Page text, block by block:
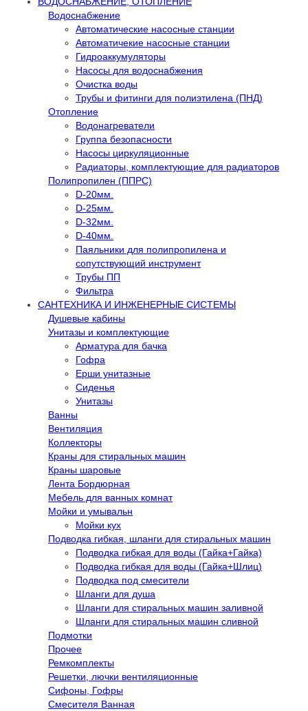
Водоснабжение
Автоматичеcкие насосные станции
Автоматичекие насосные станции
Гидроаккумуляторы
Насосы для водоснабжения
Очистка воды
Трубы и фитинги для полиэтилена (ПНД)
Отопление
Водонагреватели
Группа безопасности
Насосы циркуляционные
Радиаторы, комплектующие для радиаторов
Полипропилен (ППРС)
D-20мм.
D-25мм.
D-32мм.
D-40мм.
Паяльники для полипропилена и
сопутствующий инструмент
Трубы ПП
Фильтра
САНТЕХНИКА И ИНЖЕНЕРНЫЕ СИСТЕМЫ
Душевые кабины
Унитазы и комплектующие
Арматура для бачка
Гофра
Ерши унитазные
Сиденья
Унитазы
Ванны
Вентиляция
Коллекторы
Краны для стиральных машин
Краны шаровые
Лента Бордюрная
Мебель для ванных комнат
Мойки и умывальн
Мойки кух
Подводка гибкая, шланги для стиральных машин
Подводка гибкая для воды (Гайка+Гайка)
Подводка гибкая для воды (Гайка+Шлиц)
Подводка под смесители
Шланги для душа
Шланги для стиральных машин заливной
Шланги для стиральных машин сливной
Подмотки
Прочее
Ремкомплекты
Решетки, лючки вентиляционные
Сифоны, Гофры
Смесителя Ванная